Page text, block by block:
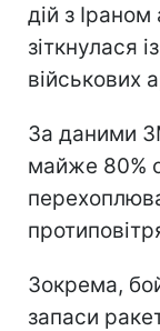
дій з
зіткнулася
військових
За даними
майже 80%
Зокрема,
запаси